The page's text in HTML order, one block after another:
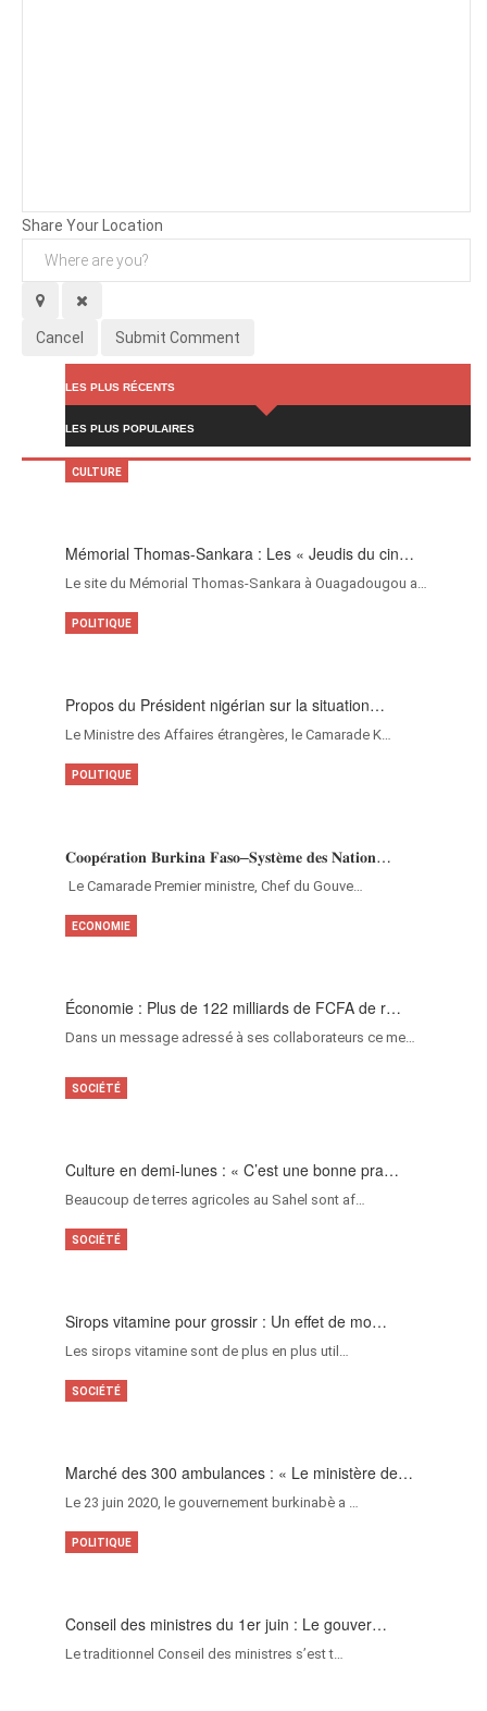
Share Your Location
Cancel Submit Comment
LES PLUS RÉCENTS
LES PLUS POPULAIRES
Mémorial Thomas-Sankara : Les « Jeudis du cin…
Le site du Mémorial Thomas-Sankara à Ouagadougou a…
CULTURE
Propos du Président nigérian sur la situation…
Le Ministre des Affaires étrangères, le Camarade K…
POLITIQUE
𝐂𝐨𝐨𝐩𝐞́𝐫𝐚𝐭𝐢𝐨𝐧 𝐁𝐮𝐫𝐤𝐢𝐧𝐚 𝐅𝐚𝐬𝐨–𝐒𝐲𝐬𝐭𝐞̀𝐦𝐞 𝐝𝐞𝐬 𝐍𝐚𝐭𝐢𝐨𝐧…
‎Le Camarade Premier ministre, Chef du Gouve…
POLITIQUE
Économie : Plus de 122 milliards de FCFA de r…
Dans un message adressé à ses collaborateurs ce me…
ECONOMIE
Culture en demi-lunes : « C’est une bonne pra…
Beaucoup de terres agricoles au Sahel sont af…
SOCIÉTÉ
Sirops vitamine pour grossir : Un effet de mo…
Les sirops vitamine sont de plus en plus util…
SOCIÉTÉ
Marché des 300 ambulances : « Le ministère de…
Le 23 juin 2020, le gouvernement burkinabè a …
SOCIÉTÉ
Conseil des ministres du 1er juin : Le gouver…
Le traditionnel Conseil des ministres s’est t…
POLITIQUE